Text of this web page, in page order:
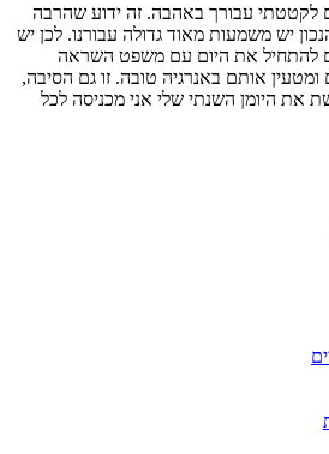
עבורך באהבה. זה ידוע שהרבה
יש משמעות מאוד גדולה עבורנו. לכן יש
להתחיל את היום עם משפט השראה
אותם באנרגיה טובה. זו גם הסיבה,
היומן השנתי שלי אני מכניסה לכל